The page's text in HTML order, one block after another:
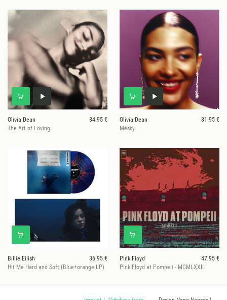
Olivia Dean
34.95 €
The Art of Loving
Olivia Dean
31.95 €
Messy
Billie Eilish
36.95 €
Hit Me Hard and Soft (Blue+orange LP)
Pink Floyd
47.95 €
Pink Floyd at Pompeii - MCMLXXII